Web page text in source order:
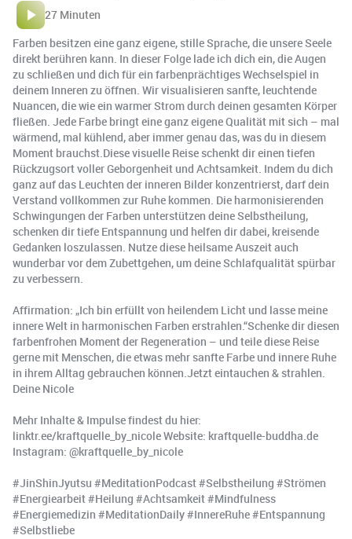
27 Minuten
Farben besitzen eine ganz eigene, stille Sprache, die unsere Seele
direkt berühren kann. In dieser Folge lade ich dich ein, die Augen
zu schließen und dich für ein farbenprächtiges Wechselspiel in
deinem Inneren zu öffnen. Wir visualisieren sanfte, leuchtende
Nuancen, die wie ein warmer Strom durch deinen gesamten Körper
fließen. Jede Farbe bringt eine ganz eigene Qualität mit sich – mal
wärmend, mal kühlend, aber immer genau das, was du in diesem
Moment brauchst.Diese visuelle Reise schenkt dir einen tiefen
Rückzugsort voller Geborgenheit und Achtsamkeit. Indem du dich
ganz auf das Leuchten der inneren Bilder konzentrierst, darf dein
Verstand vollkommen zur Ruhe kommen. Die harmonisierenden
Schwingungen der Farben unterstützen deine Selbstheilung,
schenken dir tiefe Entspannung und helfen dir dabei, kreisende
Gedanken loszulassen. Nutze diese heilsame Auszeit auch
wunderbar vor dem Zubettgehen, um deine Schlafqualität spürbar
zu verbessern.
Affirmation: „Ich bin erfüllt von heilendem Licht und lasse meine
innere Welt in harmonischen Farben erstrahlen.“Schenke dir diesen
farbenfrohen Moment der Regeneration – und teile diese Reise
gerne mit Menschen, die etwas mehr sanfte Farbe und innere Ruhe
in ihrem Alltag gebrauchen können.Jetzt eintauchen & strahlen.
Deine Nicole
Mehr Inhalte & Impulse findest du hier:
linktr.ee/kraftquelle_by_nicole Website: kraftquelle-buddha.de
Instagram: @kraftquelle_by_nicole
#JinShinJyutsu #MeditationPodcast #Selbstheilung #Strömen
#Energiearbeit #Heilung #Achtsamkeit #Mindfulness
#Energiemedizin #MeditationDaily #InnereRuhe #Entspannung
#Selbstliebe